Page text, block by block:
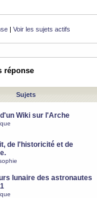
| Voir les sujets actifs
réponse
Sujets
Wiki sur l'Arche
de l'historicité et de
lunaire des astronautes